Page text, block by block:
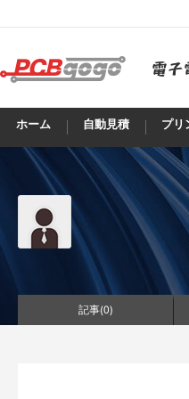
ホーム 自動見積 プリ
記事(0)